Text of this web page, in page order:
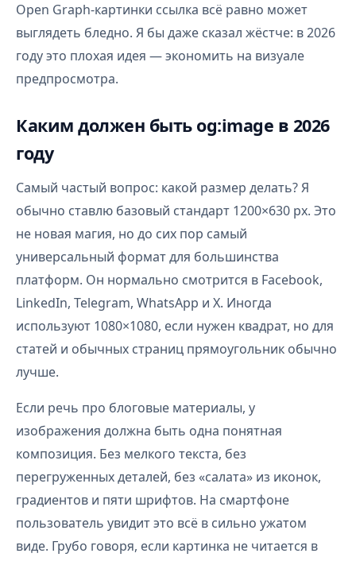
Open Graph-картинки ссылка всё равно может
выглядеть бледно. Я бы даже сказал жёстче: в 2026
году это плохая идея — экономить на визуале
предпросмотра.
Каким должен быть og:image в 2026
году
Самый частый вопрос: какой размер делать? Я
обычно ставлю базовый стандарт 1200×630 px. Это
не новая магия, но до сих пор самый
универсальный формат для большинства
платформ. Он нормально смотрится в Facebook,
LinkedIn, Telegram, WhatsApp и X. Иногда
используют 1080×1080, если нужен квадрат, но для
статей и обычных страниц прямоугольник обычно
лучше.
Если речь про блоговые материалы, у
изображения должна быть одна понятная
композиция. Без мелкого текста, без
перегруженных деталей, без «салата» из иконок,
градиентов и пяти шрифтов. На смартфоне
пользователь увидит это всё в сильно ужатом
виде. Грубо говоря, если картинка не читается в